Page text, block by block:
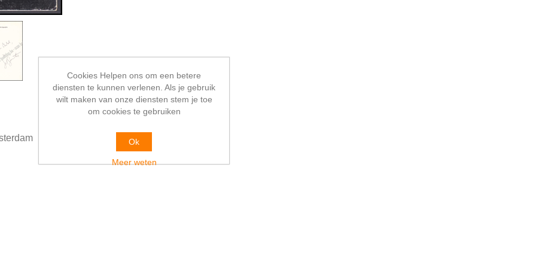
Cookies Helpen ons om een betere
diensten te kunnen verlenen. Als je gebruik
wilt maken van onze diensten stem je toe
om cookies te gebruiken
Ok
Meer weten